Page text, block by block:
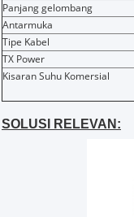
Panjang gelombang
Antarmuka
Tipe Kabel
TX Power
Kisaran Suhu Komersial
SOLUSI RELEVAN: